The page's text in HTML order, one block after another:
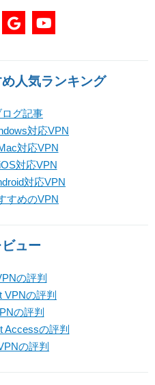
人気ランキング
グ記事
対応VPN
対応VPN
対応VPN
対応VPN
すめのVPN
ュー
の評判
VPNの評判
の評判
Accessの評判
の評判